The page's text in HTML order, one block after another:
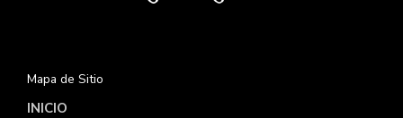
Mapa de Sitio
INICIO